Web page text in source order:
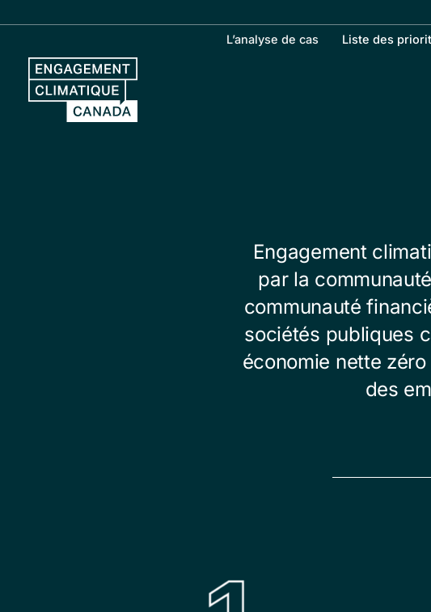
au
L’analyse de cas Liste des
Engagement
par la
communauté
sociétés publiques
économie nette
des